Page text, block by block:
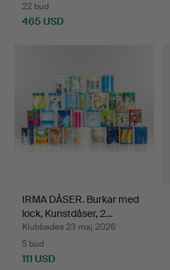
22 bud
465 USD
IRMA DÅSER. Burkar med
lock, Kunstdåser, 2…
Klubbades 23 maj 2026
5 bud
111 USD